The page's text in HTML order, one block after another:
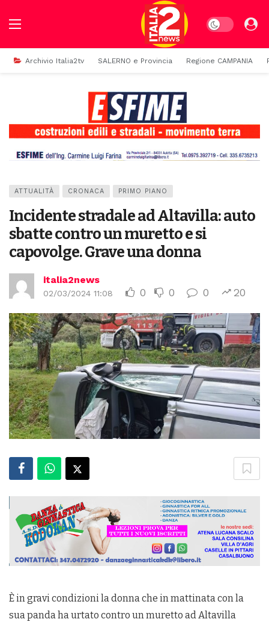
Dark mode
Archivio Italia2tv SALERNO e Provincia Regione CAMPANIA
ATTUALITÀ CRONACA PRIMO PIANO
Incidente stradale ad Altavilla: auto
sbatte contro un muretto e si
capovolge. Grave una donna
italia2news
02/03/2024 11:08 0 0 0 20
È in gravi condizioni la donna che in mattinata con la
sua panda ha urtato contro un muretto ad Altavilla